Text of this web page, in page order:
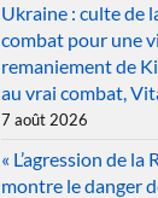
Ukraine : culte de
combat pour une
remaniement de
au vrai combat,
7 août 2026
« L’agression de
montre le danger